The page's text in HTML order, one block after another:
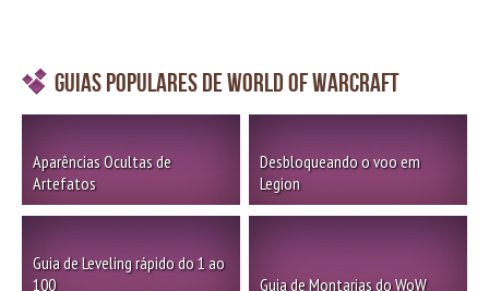
Guias Populares de World of Warcraft
Aparências Ocultas de
Artefatos
Desbloqueando o voo em
Legion
Guia de Leveling rápido do 1 ao
100
Guia de Montarias do WoW